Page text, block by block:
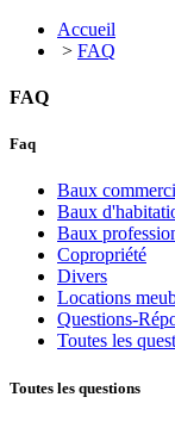
Accueil
> FAQ
FAQ
Faq
Baux
Baux
Baux
Copropriété
Divers
Locations
Questions-
Toutes les
Toutes les questions